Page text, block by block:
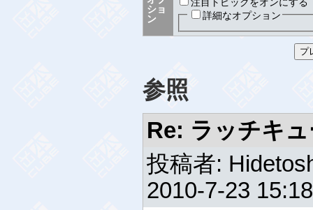
ショ
ン
詳細なオプション
参照
Re: ラッチキ
投稿者:
2010-7-23 15:18